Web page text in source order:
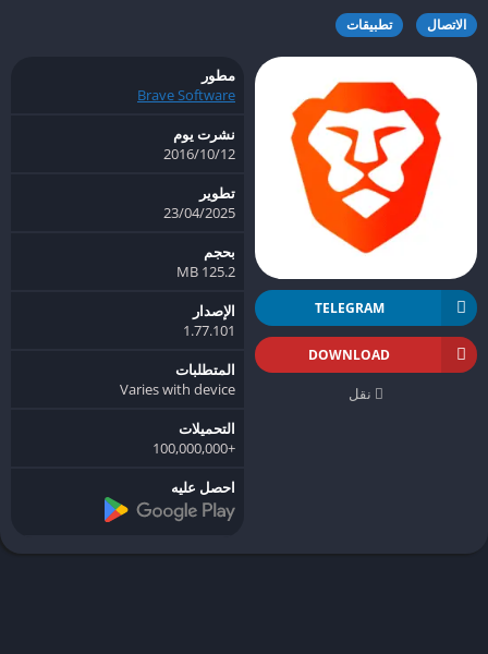
الاتصال تطبيقات
TELEGRAM
DOWNLOAD
نقل
مطور
Brave Software
نشرت يوم
12‏/10‏/2016
تطوير
23/04/2025
بحجم
125.2 MB
الإصدار
1.77.101
المتطلبات
Varies with device
التحميلات
+100,000,000
احصل عليه